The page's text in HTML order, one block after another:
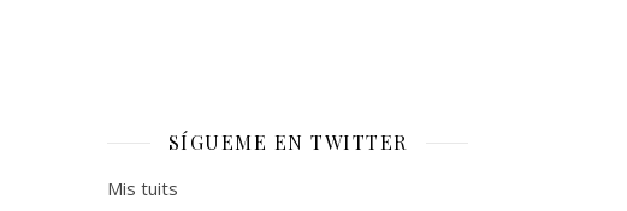
SÍGUEME EN TWITTER
Mis tuits